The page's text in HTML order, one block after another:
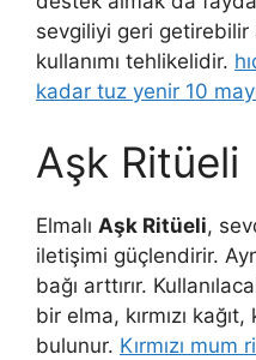
sevgiliyi geri
kullanımı tehlikelidir.
kadar tuz yenir 10
Aşk Ritüeli
Elmalı Aşk Ritüeli,
iletişimi güçlendirir.
bağı arttırır.
bir elma, kırmızı
bulunur. Kırmızı